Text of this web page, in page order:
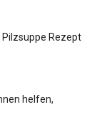
Pilzsuppe Rezept
helfen,